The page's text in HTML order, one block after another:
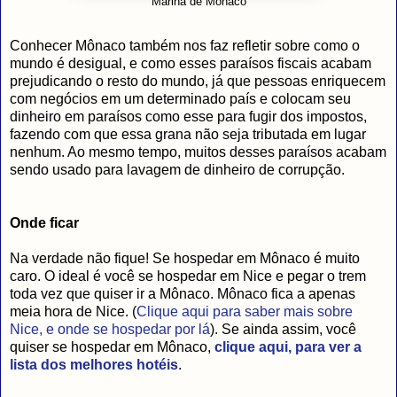
Conhecer Mônaco também nos faz refletir sobre como o
mundo é desigual, e como esses paraísos fiscais acabam
prejudicando o resto do mundo, já que pessoas enriquecem
com negócios em um determinado país e colocam seu
dinheiro em paraísos como esse para fugir dos impostos,
fazendo com que essa grana não seja tributada em lugar
nenhum. Ao mesmo tempo, muitos desses paraísos acabam
sendo usado para lavagem de dinheiro de corrupção.
Onde ficar
Na verdade não fique! Se hospedar em Mônaco é muito
caro. O ideal é você se hospedar em Nice e pegar o trem
toda vez que quiser ir a Mônaco. Mônaco fica a apenas
meia hora de Nice. (Clique aqui para saber mais sobre
Nice, e onde se hospedar por lá). Se ainda assim, você
quiser se hospedar em Mônaco, clique aqui, para ver a
lista dos melhores hotéis.